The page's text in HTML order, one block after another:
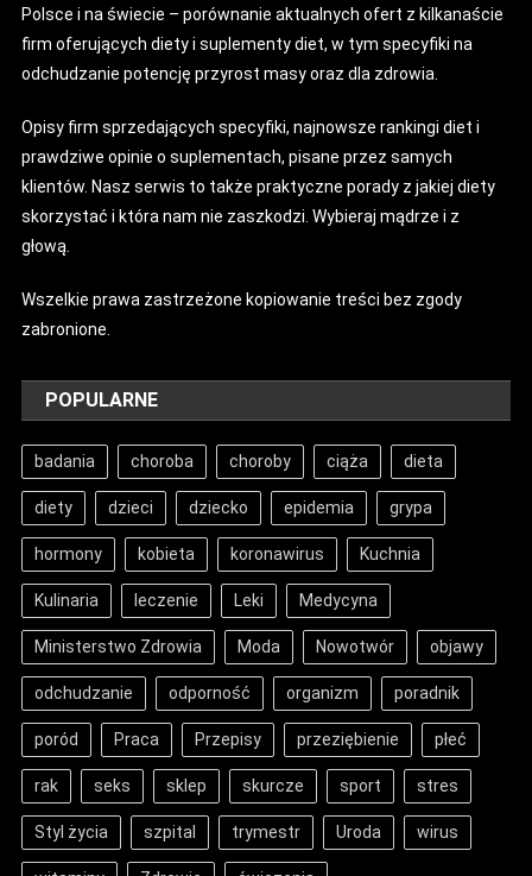
Polsce i na świecie – porównanie aktualnych ofert z kilkanaście
firm oferujących diety i suplementy diet, w tym specyfiki na
odchudzanie potencję przyrost masy oraz dla zdrowia.
Opisy firm sprzedających specyfiki, najnowsze rankingi diet i
prawdziwe opinie o suplementach, pisane przez samych
klientów. Nasz serwis to także praktyczne porady z jakiej diety
skorzystać i która nam nie zaszkodzi. Wybieraj mądrze i z
głową.
Wszelkie prawa zastrzeżone kopiowanie treści bez zgody
zabronione.
POPULARNE
badania choroba choroby ciąża dieta
diety dzieci dziecko epidemia grypa
hormony kobieta koronawirus Kuchnia
Kulinaria leczenie Leki Medycyna
Ministerstwo Zdrowia Moda Nowotwór objawy
odchudzanie odporność organizm poradnik
poród Praca Przepisy przeziębienie płeć
rak seks sklep skurcze sport stres
Styl życia szpital trymestr Uroda wirus